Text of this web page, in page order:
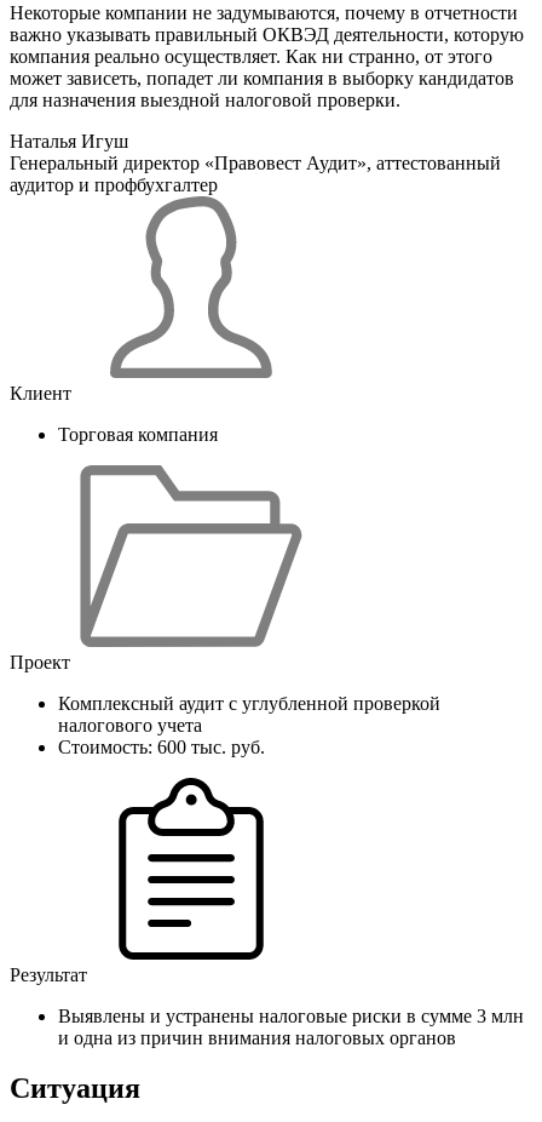
Некоторые компании не задумываются, почему в отчетности
важно указывать правильный ОКВЭД деятельности, которую
компания реально осуществляет. Как ни странно, от этого
может зависеть, попадет ли компания в выборку кандидатов
для назначения выездной налоговой проверки.
Наталья Игуш
Генеральный директор «Правовест Аудит», аттестованный
аудитор и профбухгалтер
Клиент
Торговая компания
Проект
Комплексный аудит с углубленной проверкой
налогового учета
Стоимость: 600 тыс. руб.
Результат
Выявлены и устранены налоговые риски в сумме 3 млн
и одна из причин внимания налоговых органов
Ситуация